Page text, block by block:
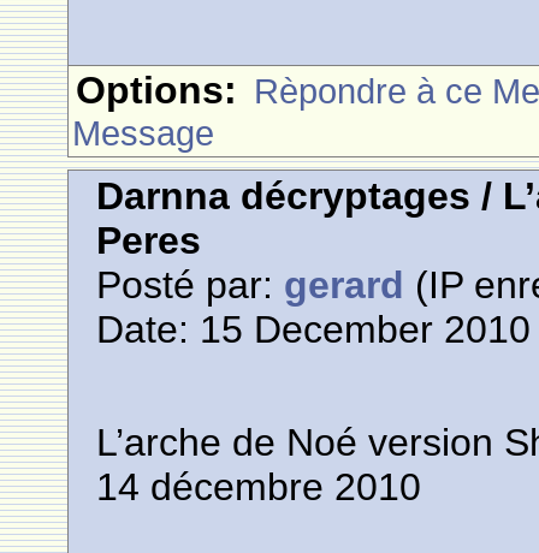
Options: Rèpondre à ce
Message
Darnna décryptages /
Peres
Posté par: gerard (IP
Date: 15 December
L’arche de Noé version
14 décembre 2010